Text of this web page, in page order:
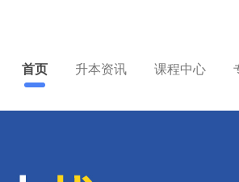
首页 升本资讯 课程中心